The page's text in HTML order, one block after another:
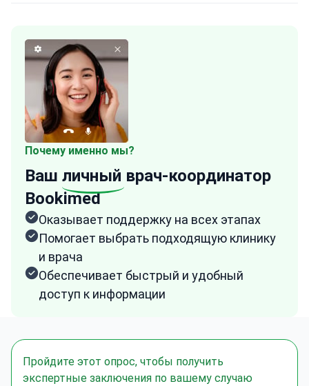
Почему именно мы?
Ваш личный врач-координатор
Bookimed
Оказывает поддержку на всех этапах
Помогает выбрать подходящую клинику
и врача
Обеспечивает быстрый и удобный
доступ к информации
Пройдите этот опрос, чтобы получить
экспертные заключения по вашему случаю